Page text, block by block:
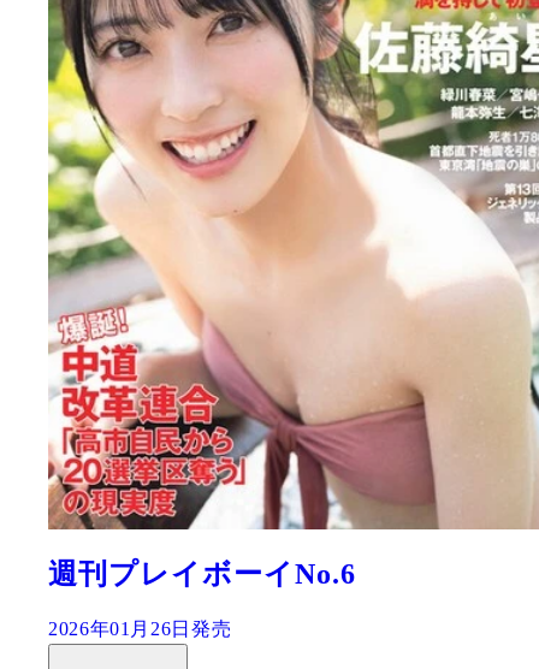
週刊プレイボーイNo.6
2026年01月26日発売